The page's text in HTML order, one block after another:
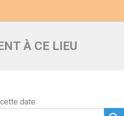
À CE LIEU
date